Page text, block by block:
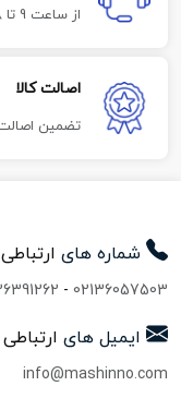
از ساعت 9 تا 18
اصالت کالا
تضمین اصالت
شماره های ارتباطی
02136057503
-
ایمیل های ارتباطی
info@mashinno.com